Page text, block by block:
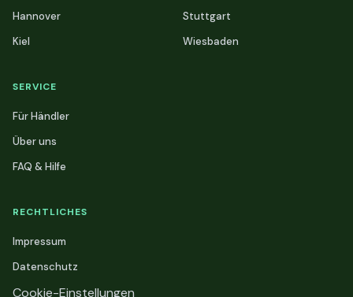
Hannover
Kiel
Stuttgart
Wiesbaden
SERVICE
Für Händler
Über uns
FAQ & Hilfe
RECHTLICHES
Impressum
Datenschutz
Cookie-Einstellungen